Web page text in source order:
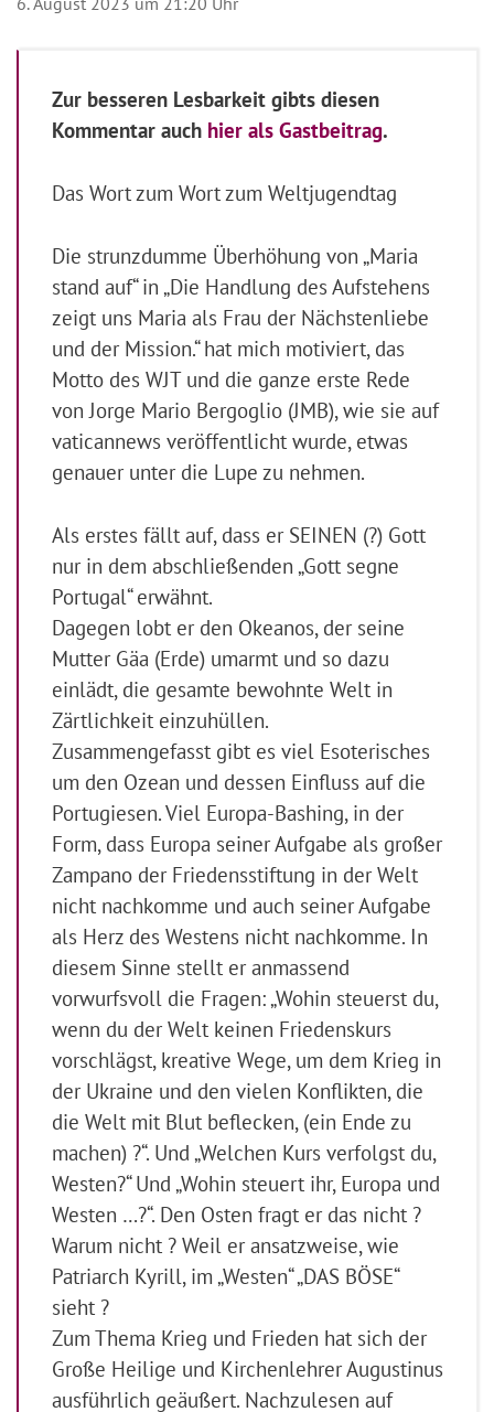
Zur besseren Lesbarkeit gibts diesen
Kommentar auch hier als Gastbeitrag.
Das Wort zum Wort zum Weltjugendtag
Die strunzdumme Überhöhung von „Maria
stand auf“ in „Die Handlung des Aufstehens
zeigt uns Maria als Frau der Nächstenliebe
und der Mission.“ hat mich motiviert, das
Motto des WJT und die ganze erste Rede
von Jorge Mario Bergoglio (JMB), wie sie auf
vaticannews veröffentlicht wurde, etwas
genauer unter die Lupe zu nehmen.
Als erstes fällt auf, dass er SEINEN (?) Gott
nur in dem abschließenden „Gott segne
Portugal“ erwähnt.
Dagegen lobt er den Okeanos, der seine
Mutter Gäa (Erde) umarmt und so dazu
einlädt, die gesamte bewohnte Welt in
Zärtlichkeit einzuhüllen.
Zusammengefasst gibt es viel Esoterisches
um den Ozean und dessen Einfluss auf die
Portugiesen. Viel Europa-Bashing, in der
Form, dass Europa seiner Aufgabe als großer
Zampano der Friedensstiftung in der Welt
nicht nachkomme und auch seiner Aufgabe
als Herz des Westens nicht nachkomme. In
diesem Sinne stellt er anmassend
vorwurfsvoll die Fragen: „Wohin steuerst du,
wenn du der Welt keinen Friedenskurs
vorschlägst, kreative Wege, um dem Krieg in
der Ukraine und den vielen Konflikten, die
die Welt mit Blut beflecken, (ein Ende zu
machen) ?“. Und „Welchen Kurs verfolgst du,
Westen?“ Und „Wohin steuert ihr, Europa und
Westen …?“. Den Osten fragt er das nicht ?
Warum nicht ? Weil er ansatzweise, wie
Patriarch Kyrill, im „Westen“ „DAS BÖSE“
sieht ?
Zum Thema Krieg und Frieden hat sich der
Große Heilige und Kirchenlehrer Augustinus
ausführlich geäußert. Nachzulesen auf